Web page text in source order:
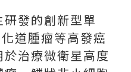
發的創新型單
道腫瘤等高發癌
治療微衛星高度